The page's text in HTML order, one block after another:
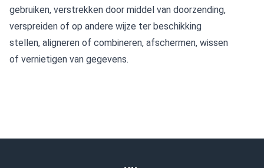
gebruiken, verstrekken door middel van doorzending,
verspreiden of op andere wijze ter beschikking
stellen, aligneren of combineren, afschermen, wissen
of vernietigen van gegevens.